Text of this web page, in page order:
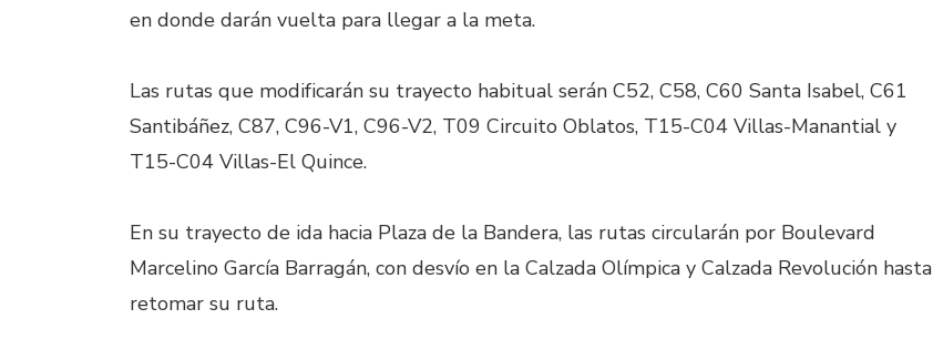
en donde darán vuelta para llegar a la meta.
Las rutas que modificarán su trayecto habitual serán C52, C58, C60 Santa Isabel, C61
Santibáñez, C87, C96-V1, C96-V2, T09 Circuito Oblatos, T15-C04 Villas-Manantial y
T15-C04 Villas-El Quince.
En su trayecto de ida hacia Plaza de la Bandera, las rutas circularán por Boulevard
Marcelino García Barragán, con desvío en la Calzada Olímpica y Calzada Revolución hasta
retomar su ruta.